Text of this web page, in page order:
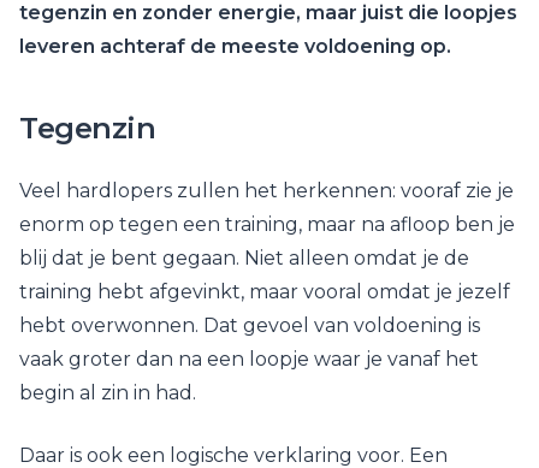
tegenzin en zonder energie, maar juist die loopjes
leveren achteraf de meeste voldoening op.
Tegenzin
Veel hardlopers zullen het herkennen: vooraf zie je
enorm op tegen een training, maar na afloop ben je
blij dat je bent gegaan. Niet alleen omdat je de
training hebt afgevinkt, maar vooral omdat je jezelf
hebt overwonnen. Dat gevoel van voldoening is
vaak groter dan na een loopje waar je vanaf het
begin al zin in had.
Daar is ook een logische verklaring voor. Een